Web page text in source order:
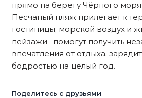
прямо на берегу Чёрного
Песчаный пляж прилегает к
гостиницы, морской воздух и
пейзажи помогут получить
впечатления от отдыха,
бодростью на целый год.
Поделитесь с друзьями